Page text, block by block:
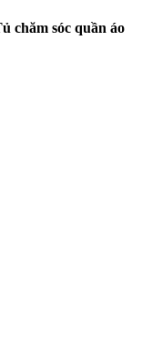
chăm sóc quần áo